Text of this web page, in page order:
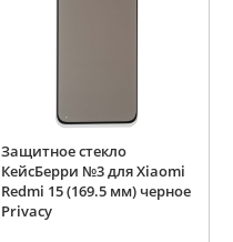
Защитное стекло
КейсБерри №3 для Xiaomi
Redmi 15 (169.5 мм) черное
Privacy